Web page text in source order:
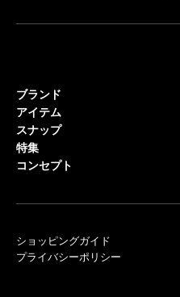
ブランド
アイテム
スナップ
特集
コンセプト
ショッピングガイド
プライバシーポリシー